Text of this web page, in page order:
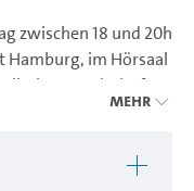
zwischen 18 und 20h
Hamburg, im Hörsaal
direkt am Bahnhof
Änderungen,
Mehr